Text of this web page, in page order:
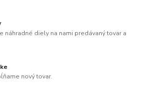
náhradné diely na nami predávaný tovar a
nový tovar.